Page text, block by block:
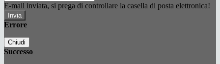
E-mail inviata, si prega di controllare la casella di posta elettronica!
Errore
Chiudi
Successo